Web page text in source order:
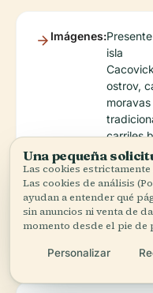
Imágenes:
isla
ostrov,
moravas
carriles
del río
Svitava
edificios
Una pequeña
Las cookies
Las cookies de análisis
ayudan a entender qué
sin anuncios ni venta de
momento desde el pie de
Personalizar